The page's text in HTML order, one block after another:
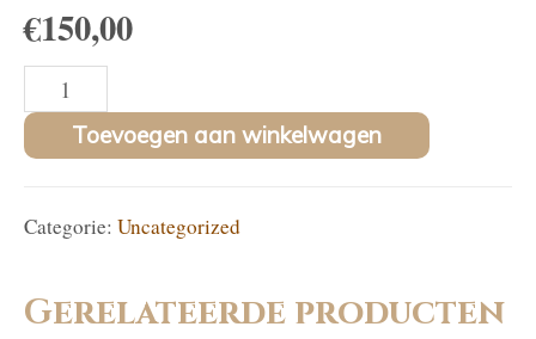
€150,00
Relatiecoaching
SessieToevoegen aan winkelwagen
Categorie: Uncategorized
Gerelateerde producten